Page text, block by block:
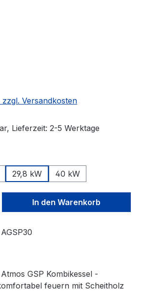
Versandkosten
Lieferzeit: 2-5 Werktage
29,8 kW 40 kW
Gib den
In den Warenkorb
AGSP30
Atmos GSP Kombikessel -
feuern mit Scheitholz